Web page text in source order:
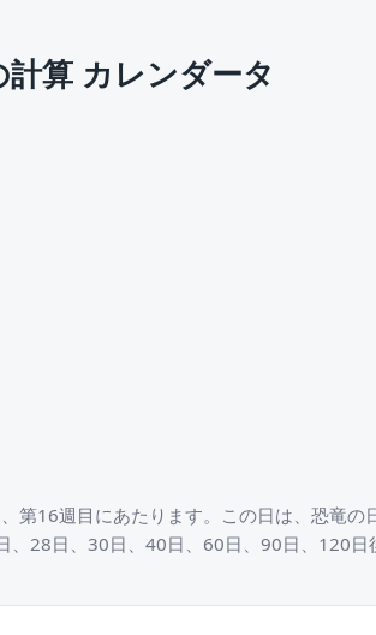
算 カレンダータ
第16週目にあたります。この日は、恐竜
28日、30日、40日、60日、90日、120日